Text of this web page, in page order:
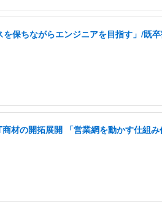
保ちながらエンジニアを目指す」/既
材の開拓展開 「営業網を動かす仕組み